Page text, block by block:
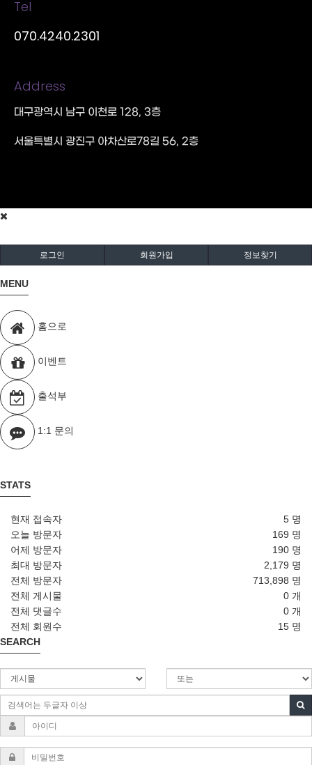
Tel
070.4240.2301
Address
대구광역시 남구 이천로 128, 3층
서울특별시 광진구 아차산로78길 56, 2층
로그인 회원가입 정보찾기
MENU
홈으로
이벤트
출석부
1:1 문의
STATS
5 명
현재 접속자
169 명
오늘 방문자
190 명
어제 방문자
2,179 명
최대 방문자
713,898 명
전체 방문자
0 개
전체 게시물
0 개
전체 댓글수
15 명
전체 회원수
SEARCH